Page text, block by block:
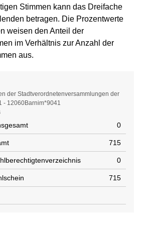
Stimmen kann das Dreifache
betragen. Die Prozentwerte
weisen den Anteil der
im Verhältnis zur Anzahl der
aus.
der Stadtverordnetenversammlungen der
- 12060Barnim*9041
0
715
0
715